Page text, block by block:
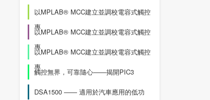
以MPLAB® MCC建立並調校電容式觸控
專
以MPLAB® MCC建立並調校電容式觸控
專
以MPLAB® MCC建立並調校電容式觸控
專
觸控無界，可靠隨心——揭開PIC3
DSA1500 —— 適用於汽車應用的低功